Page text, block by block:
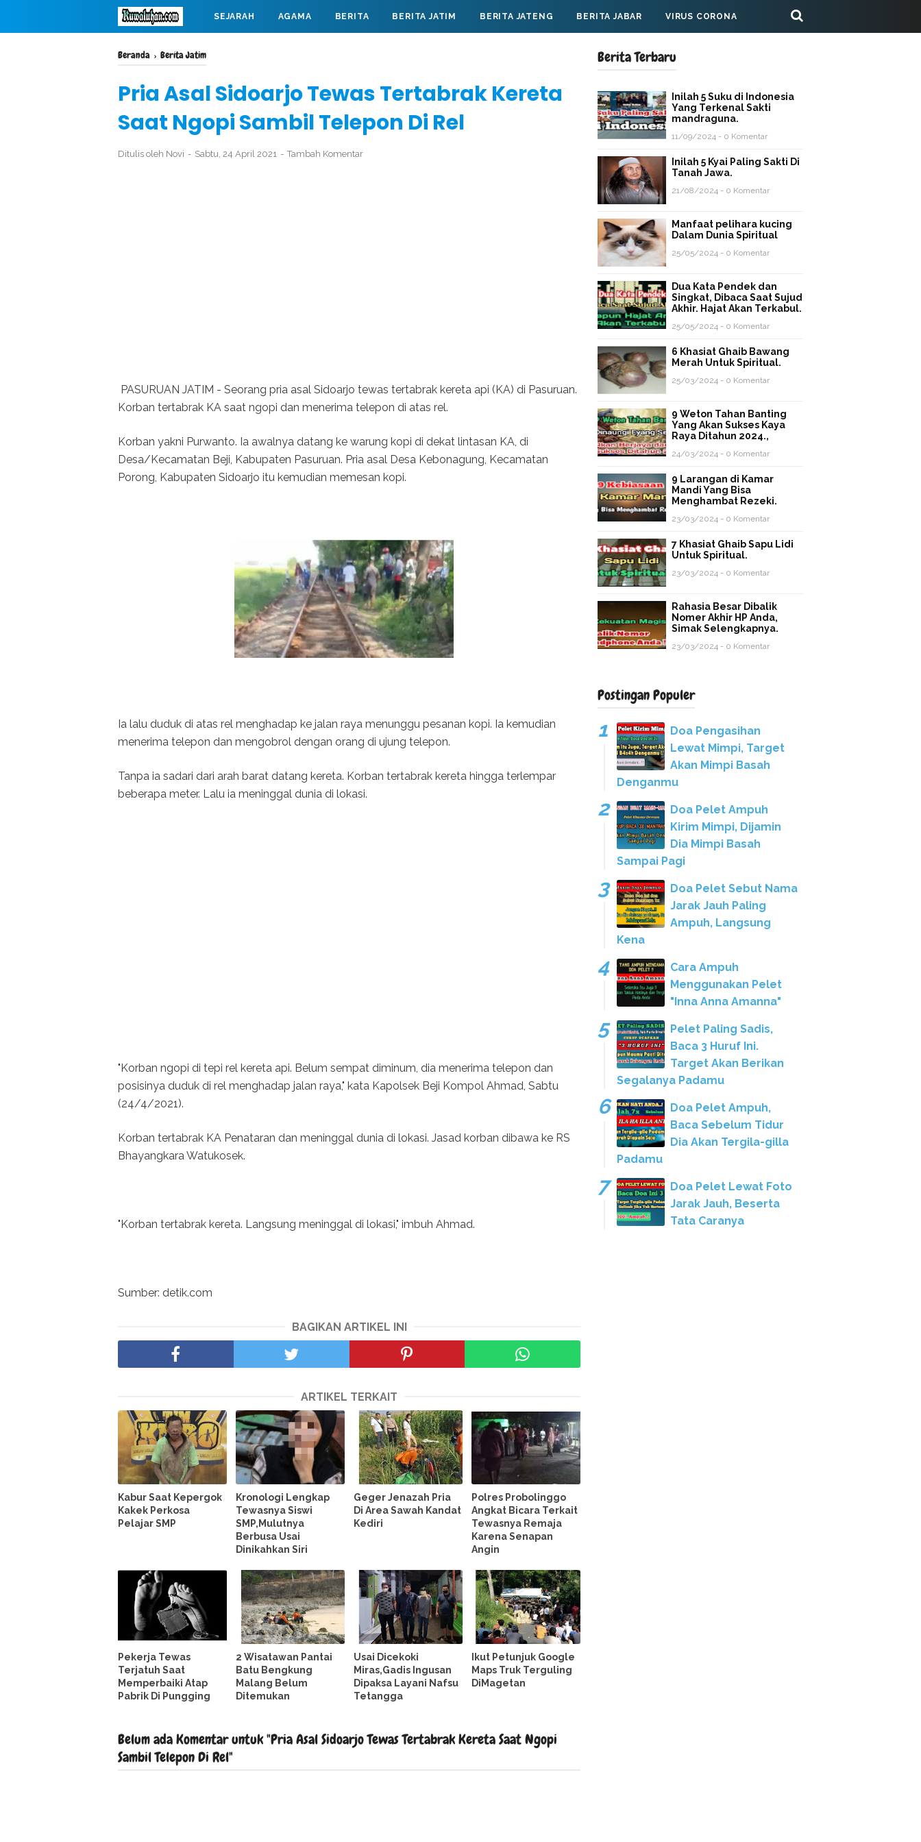
SEJARAH AGAMA BERITA BERITA JATIM BERITA JATENG BERITA JABAR VIRUS CORONA
MAHABARATA
Beranda › Berita Jatim
Pria Asal Sidoarjo Tewas Tertabrak Kereta
Saat Ngopi Sambil Telepon Di Rel
Ditulis oleh Novi Sabtu, 24 April 2021 Tambah Komentar
PASURUAN JATIM - Seorang pria asal Sidoarjo tewas tertabrak kereta api (KA) di Pasuruan.
Korban tertabrak KA saat ngopi dan menerima telepon di atas rel.
Korban yakni Purwanto. Ia awalnya datang ke warung kopi di dekat lintasan KA, di
Desa/Kecamatan Beji, Kabupaten Pasuruan. Pria asal Desa Kebonagung, Kecamatan
Porong, Kabupaten Sidoarjo itu kemudian memesan kopi.
Ia lalu duduk di atas rel menghadap ke jalan raya menunggu pesanan kopi. Ia kemudian
menerima telepon dan mengobrol dengan orang di ujung telepon.
Tanpa ia sadari dari arah barat datang kereta. Korban tertabrak kereta hingga terlempar
beberapa meter. Lalu ia meninggal dunia di lokasi.
"Korban ngopi di tepi rel kereta api. Belum sempat diminum, dia menerima telepon dan
posisinya duduk di rel menghadap jalan raya," kata Kapolsek Beji Kompol Ahmad, Sabtu
(24/4/2021).
Korban tertabrak KA Penataran dan meninggal dunia di lokasi. Jasad korban dibawa ke RS
Bhayangkara Watukosek.
"Korban tertabrak kereta. Langsung meninggal di lokasi," imbuh Ahmad.
Sumber: detik.com
BAGIKAN ARTIKEL INI
ARTIKEL TERKAIT
Kabur Saat Kepergok
Kakek Perkosa
Pelajar SMP
Kronologi Lengkap
Tewasnya Siswi
SMP,Mulutnya
Berbusa Usai
Dinikahkan Siri
Geger Jenazah Pria
Di Area Sawah Kandat
Kediri
Polres Probolinggo
Angkat Bicara Terkait
Tewasnya Remaja
Karena Senapan
Angin
Pekerja Tewas
Terjatuh Saat
Memperbaiki Atap
Pabrik Di Pungging
2 Wisatawan Pantai
Batu Bengkung
Malang Belum
Ditemukan
Usai Dicekoki
Miras,Gadis Ingusan
Dipaksa Layani Nafsu
Tetangga
Ikut Petunjuk Google
Maps Truk Terguling
DiMagetan
Belum ada Komentar untuk "Pria Asal Sidoarjo Tewas Tertabrak Kereta Saat Ngopi
Sambil Telepon Di Rel"
Berita Terbaru
Inilah 5 Suku di Indonesia
Yang Terkenal Sakti
mandraguna.
11/09/2024 - 0 Komentar
Inilah 5 Kyai Paling Sakti Di
Tanah Jawa.
21/08/2024 - 0 Komentar
Manfaat pelihara kucing
Dalam Dunia Spiritual
25/05/2024 - 0 Komentar
Dua Kata Pendek dan
Singkat, Dibaca Saat Sujud
Akhir. Hajat Akan Terkabul.
25/05/2024 - 0 Komentar
6 Khasiat Ghaib Bawang
Merah Untuk Spiritual.
25/03/2024 - 0 Komentar
9 Weton Tahan Banting
Yang Akan Sukses Kaya
Raya Ditahun 2024.,
24/03/2024 - 0 Komentar
9 Larangan di Kamar
Mandi Yang Bisa
Menghambat Rezeki.
23/03/2024 - 0 Komentar
7 Khasiat Ghaib Sapu Lidi
Untuk Spiritual.
23/03/2024 - 0 Komentar
Rahasia Besar Dibalik
Nomer Akhir HP Anda,
Simak Selengkapnya.
23/03/2024 - 0 Komentar
Postingan Populer
Doa Pengasihan
Lewat Mimpi, Target
Akan Mimpi Basah
Denganmu
Doa Pelet Ampuh
Kirim Mimpi, Dijamin
Dia Mimpi Basah
Sampai Pagi
Doa Pelet Sebut Nama
Jarak Jauh Paling
Ampuh, Langsung
Kena
Cara Ampuh
Menggunakan Pelet
"Inna Anna Amanna"
Pelet Paling Sadis,
Baca 3 Huruf Ini.
Target Akan Berikan
Segalanya Padamu
Doa Pelet Ampuh,
Baca Sebelum Tidur
Dia Akan Tergila-gilla
Padamu
Doa Pelet Lewat Foto
Jarak Jauh, Beserta
Tata Caranya